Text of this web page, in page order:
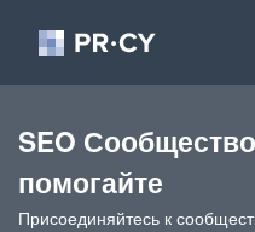
SEO
помогайте
Присоединяйтесь к